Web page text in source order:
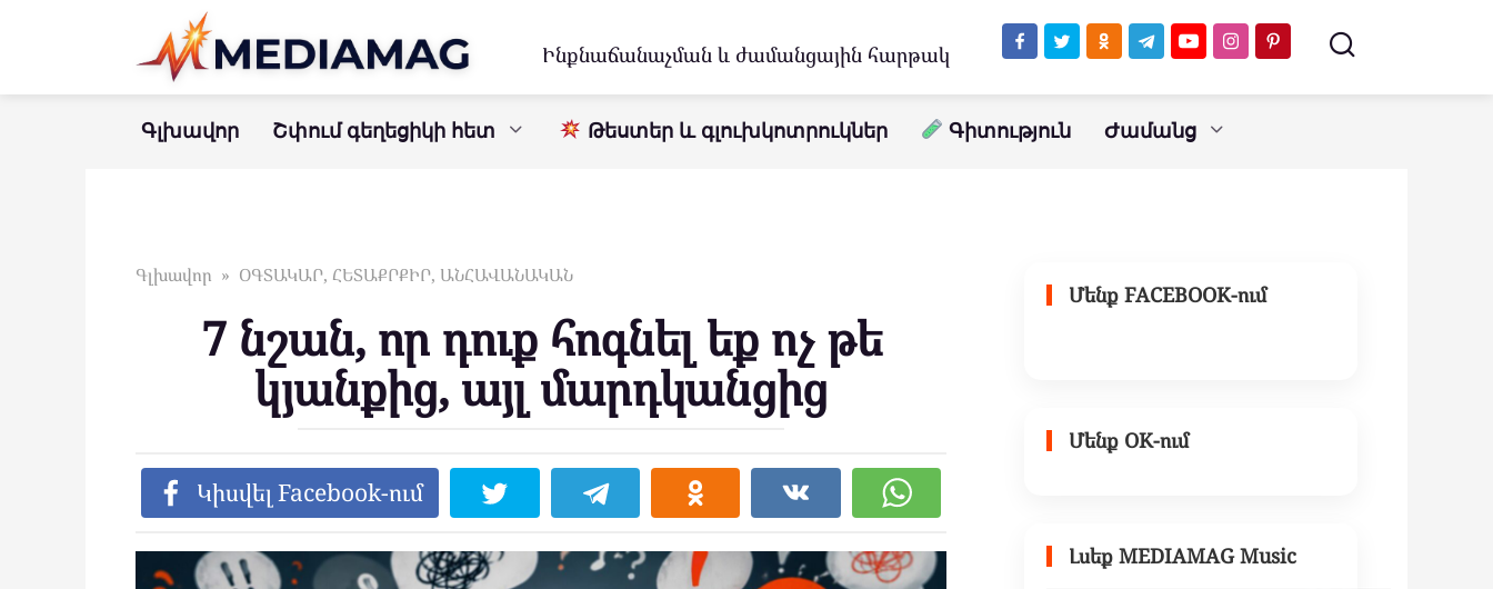
Ինքնաճանաչման և ժամանցային հարթակ
Գլխավոր Շփում գեղեցիկի հետ Թեստեր և գլուխկոտրուկներ Գիտություն Ժամանց
Գլխավոր » ՕԳՏԱԿԱՐ, ՀԵՏԱՔՐՔԻՐ, ԱՆՀԱՎԱՆԱԿԱՆ
7 նշան, որ դուք հոգնել եք ոչ թե
կյանքից, այլ մարդկանցից
Կիսվել Facebook-ում
Մենք FACEBOOK-ում
Մենք OK-ում
Լսեք MEDIAMAG Music